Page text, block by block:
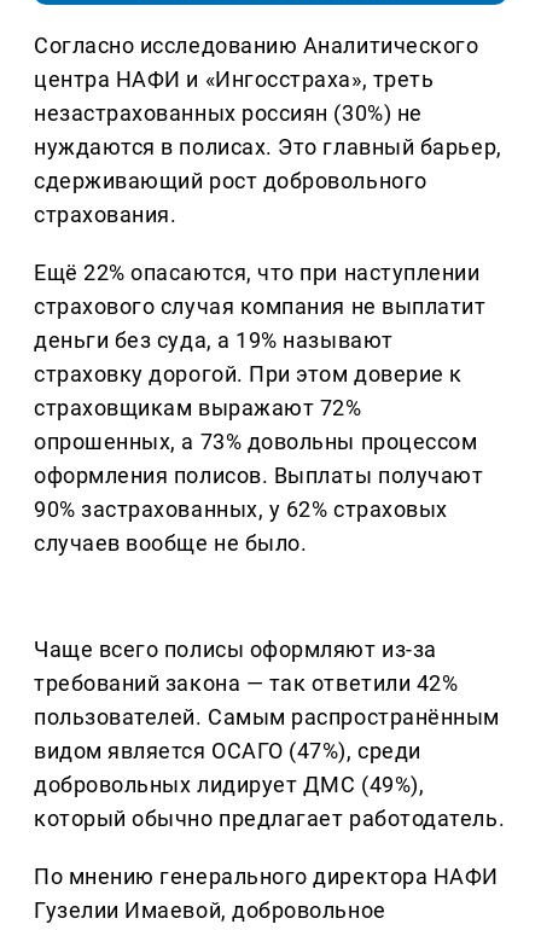
Согласно исследованию Аналитического
центра НАФИ и «Ингосстраха», треть
незастрахованных россиян (30%) не
нуждаются в полисах. Это главный барьер,
сдерживающий рост добровольного
страхования.
Ещё 22% опасаются, что при наступлении
страхового случая компания не выплатит
деньги без суда, а 19% называют
страховку дорогой. При этом доверие к
страховщикам выражают 72%
опрошенных, а 73% довольны процессом
оформления полисов. Выплаты получают
90% застрахованных, у 62% страховых
случаев вообще не было.
Чаще всего полисы оформляют из-за
требований закона — так ответили 42%
пользователей. Самым распространённым
видом является ОСАГО (47%), среди
добровольных лидирует ДМС (49%),
который обычно предлагает работодатель.
По мнению генерального директора НАФИ
Гузелии Имаевой, добровольное